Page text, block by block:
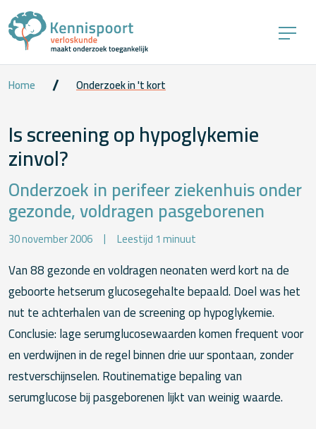
Home Onderzoek in 't kort
Is screening op hypoglykemie
zinvol?
Onderzoek in perifeer ziekenhuis onder
gezonde, voldragen pasgeborenen
30 november 2006 Leestijd 1 minuut
Van 88 gezonde en voldragen neonaten werd kort na de
geboorte hetserum glucosegehalte bepaald. Doel was het
nut te achterhalen van de screening op hypoglykemie.
Conclusie: lage serumglucosewaarden komen frequent voor
en verdwijnen in de regel binnen drie uur spontaan, zonder
restverschijnselen. Routinematige bepaling van
serumglucose bij pasgeborenen lijkt van weinig waarde.